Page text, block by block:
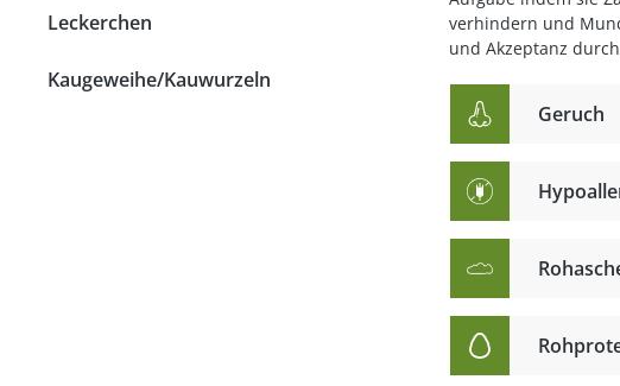
Pansen & Lunge
Leber & Herz
Schwanz & Ochsenschwanz
Leckerchen
Kaugeweihe/Kauwurzeln
verhindern und
und Akzeptanz
Geruch